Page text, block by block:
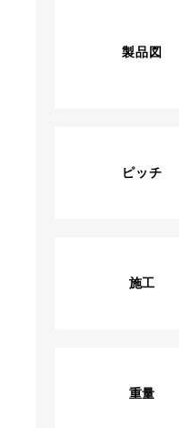
製品図
ピッチ
施工
重量